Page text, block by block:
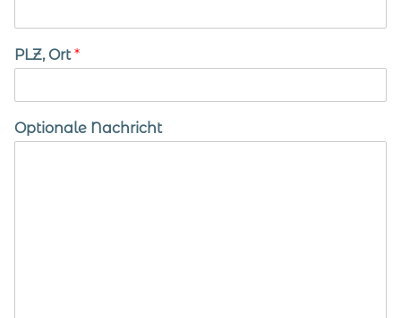
PLZ, Ort*
Optionale Nachricht